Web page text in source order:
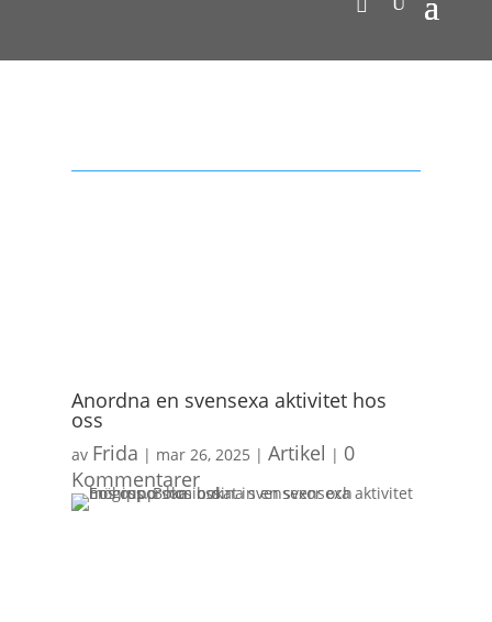
Anordna en svensexa aktivitet hos
oss
av Frida | mar 26, 2025 | Artikel | 0
Kommentarer